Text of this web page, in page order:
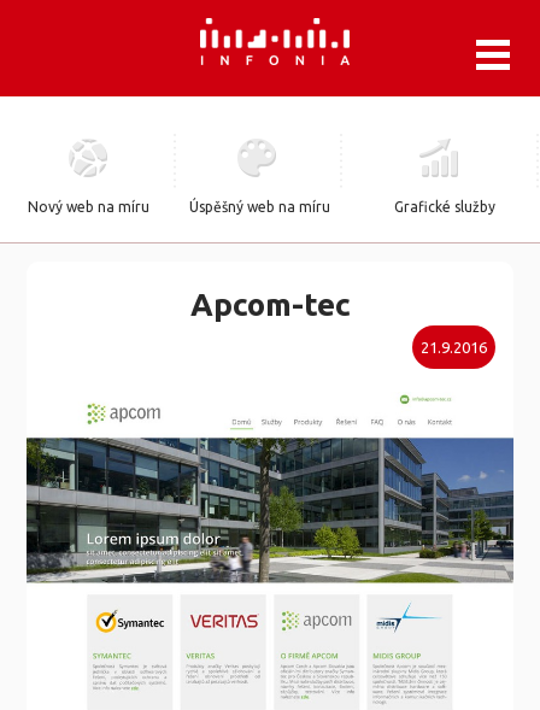
Apcom-tec
21.9.2016
Nový web na míru Úspěšný web na míru Grafické služby